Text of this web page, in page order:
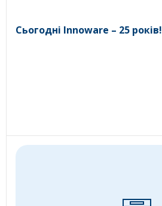
Сьогодні Innoware – 25 років!